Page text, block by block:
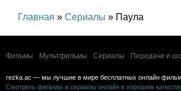
Главная » Сериалы » Паула
Фильмы Мультфильмы Сериалы Передачи и
rezka.ac — мы лучшие в мире бесплатных онлайн
Смотреть фильмы и сериалы онлайн в хорошем